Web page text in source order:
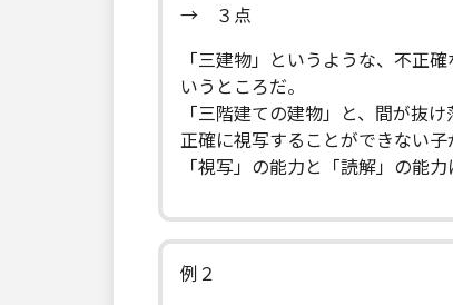
→ ３点
「三建物」というような、不正
いうところだ。
「三階建ての建物」と、間が抜け
正確に視写することができない子
「視写」の能力と「読解」の能
例２